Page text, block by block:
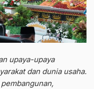
upaya-upaya
dan dunia usaha.